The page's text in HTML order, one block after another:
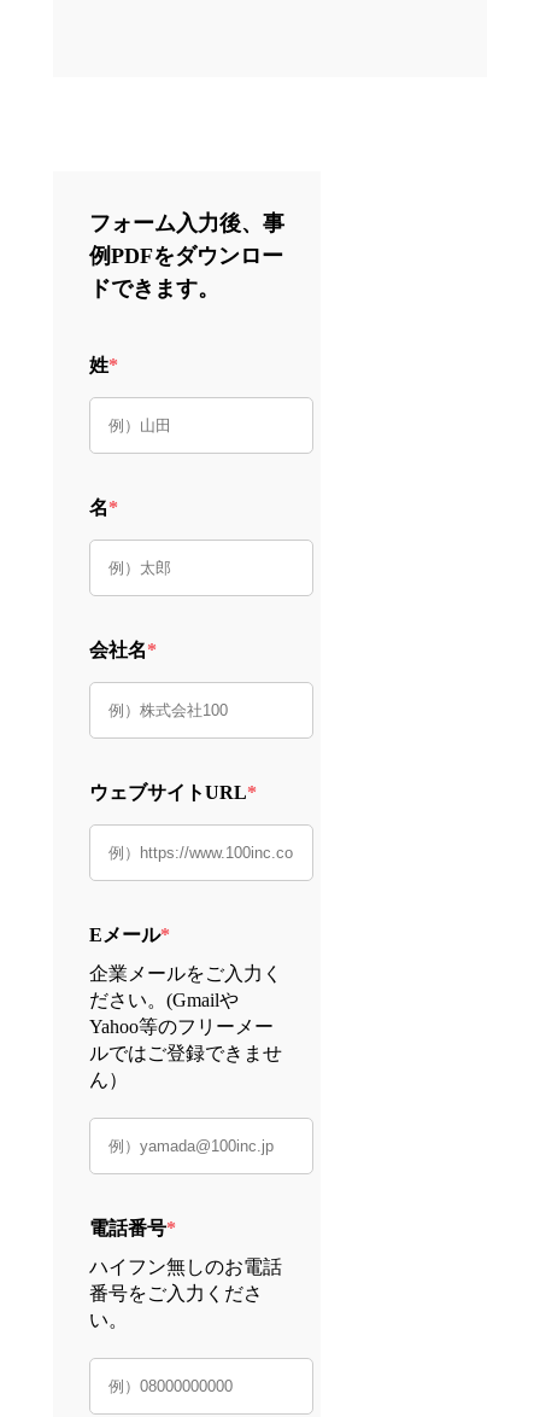
フォーム入力後、事
例PDFをダウンロー
ドできます。
姓*
名*
会社名*
ウェブサイトURL*
Eメール*
企業メールをご入力く
ださい。(Gmailや
Yahoo等のフリーメー
ルではご登録できませ
ん）
電話番号*
ハイフン無しのお電話
番号をご入力くださ
い。